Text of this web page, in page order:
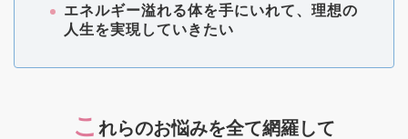
エネルギー溢れる体を手にいれて、理想の
人生を実現していきたい
こ れらのお悩みを全て網羅して